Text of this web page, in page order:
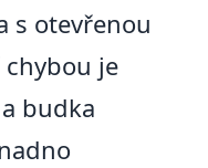
s otevřenou
je
budka